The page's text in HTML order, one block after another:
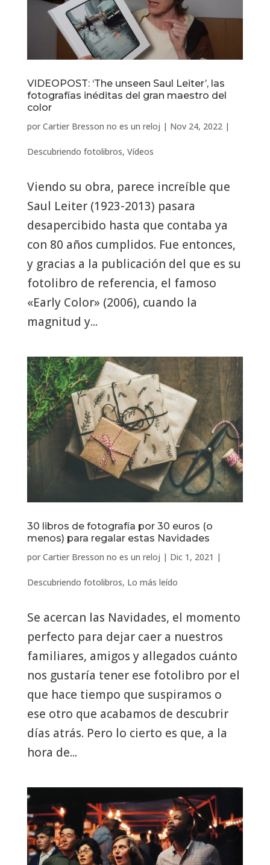
VIDEOPOST: ‘The unseen Saul Leiter’, las
fotografías inéditas del gran maestro del
color
por Cartier Bresson no es un reloj | Nov 24, 2022|
Descubriendo fotolibros, Vídeos
Viendo su obra, parece increíble que
Saul Leiter (1923-2013) pasara
desapercibido hasta que contaba ya
con 80 años cumplidos. Fue entonces,
y gracias a la publicación del que es su
fotolibro de referencia, el famoso
«Early Color» (2006), cuando la
magnitud y...
30 libros de fotografía por 30 euros (o
menos) para regalar estas Navidades
por Cartier Bresson no es un reloj | Dic 1, 2021 |
Descubriendo fotolibros, Lo más leído
Se acercan las Navidades, el momento
perfecto para dejar caer a nuestros
familiares, amigos y allegados cuánto
nos gustaría tener ese fotolibro por el
que hace tiempo que suspiramos o
ese otro que acabamos de descubrir
días atrás. Pero lo cierto es que, a la
hora de...